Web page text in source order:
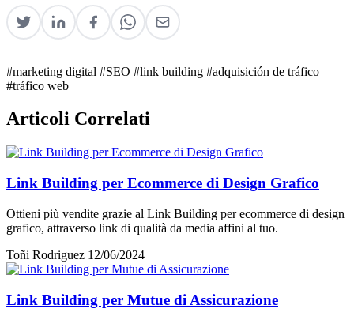
#marketing digital #SEO #link building #adquisición de tráfico
#tráfico web
Articoli Correlati
Link Building per Ecommerce di Design Grafico
Ottieni più vendite grazie al Link Building per ecommerce di design
grafico, attraverso link di qualità da media affini al tuo.
Toñi Rodriguez 12/06/2024
Link Building per Mutue di Assicurazione